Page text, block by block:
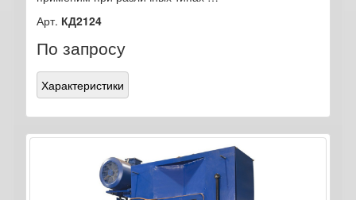
Арт. КД2124
По запросу
Характеристики